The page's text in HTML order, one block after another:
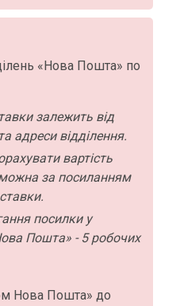
«Нова Пошта» по
залежить від
адреси відділення.
вартість
за посиланням
посилки у
Пошта» - 5 робочих
Нова Пошта» до